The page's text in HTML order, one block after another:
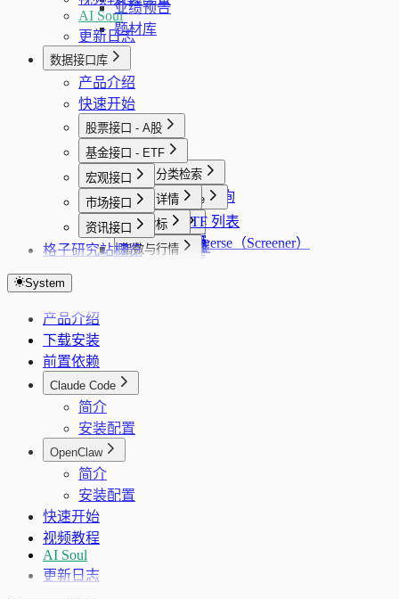
业绩预告
题材库
AI Soul
更新日志
数据接口库
产品介绍
快速开始
股票接口 - A股
概览
基础与分类检索
股票批量查询
股票详情
股票搜索
行业列表
选股与 Universe
股票选股
选股 Universe（Screener）
行情与 K 线
股票 K 线
财务与主营
监管、披露与资讯
基金接口 - ETF
概览
列表与详情
全量 ETF 列表
基金选股
行情
ETF K 线
持仓与配置
宏观接口
概览
宏观指标
PMI 分页
市场接口
概览
指数与行情
资讯接口
概览
格子研究站
System
产品介绍
下载安装
前置依赖
Claude Code
简介
安装配置
OpenClaw
简介
安装配置
快速开始
视频教程
AI Soul
更新日志